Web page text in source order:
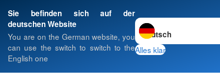
Sie befinden sich auf der
deutschen Website
You are on the German website, you
can use the switch to switch to the
English one
Sprache wechseln zu
Alles klar